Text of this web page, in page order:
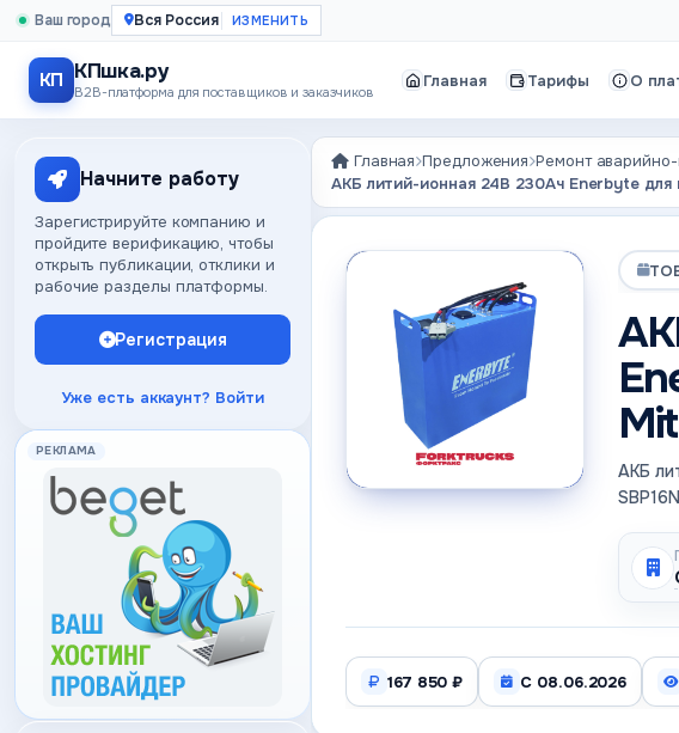
Ваш город Вся Россия
КП КПшка.ру
B2B-платформа для поставщиков и заказчиков
Главная Тарифы О
Начните работу
Зарегистрируйте компанию и
пройдите верификацию, чтобы
открыть публикации, отклики и
рабочие разделы платформы.
Регистрация
Уже есть аккаунт? Войти
РЕКЛАМА
Главная Предложения Ремонт
АКБ литий-ионная 24В 230Ач Enerbyte для
АКБ
167 850 ₽ С 08.06.2026